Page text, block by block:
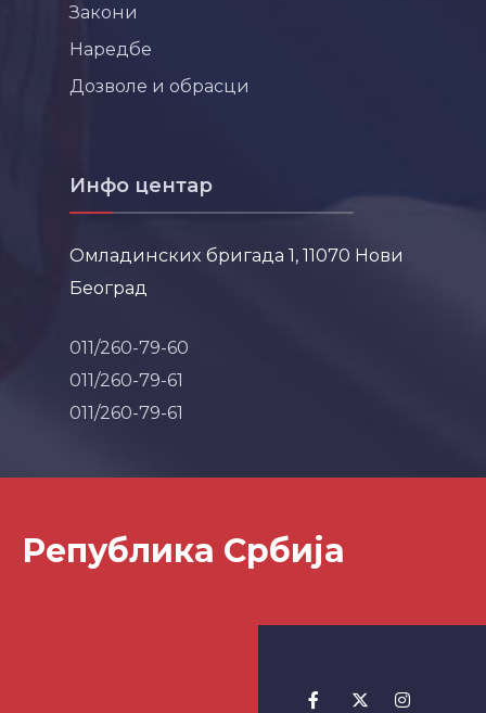
Закони
Наредбе
Дозволе и обрасци
Инфо центар
Омладинских бригада 1, 11070 Нови
Београд
011/260-79-60
011/260-79-61
011/260-79-61
Република Србија